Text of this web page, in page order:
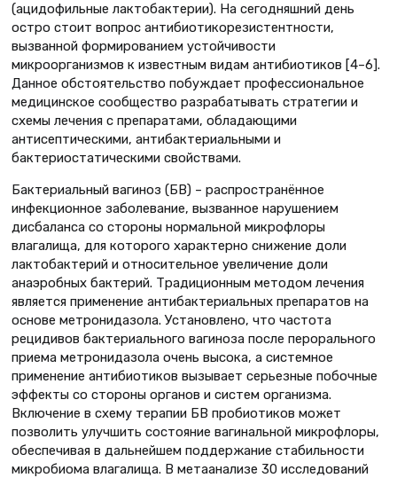
(ацидофильные лактобактерии). На сегодняшний день
остро стоит вопрос антибиотикорезистентности,
вызванной формированием устойчивости
микроорганизмов к известным видам антибиотиков [4–6].
Данное обстоятельство побуждает профессиональное
медицинское сообщество разрабатывать стратегии и
схемы лечения с препаратами, обладающими
антисептическими, антибактериальными и
бактериостатическими свойствами.
Бактериальный вагиноз (БВ) – распространённое
инфекционное заболевание, вызванное нарушением
дисбаланса со стороны нормальной микрофлоры
влагалища, для которого характерно снижение доли
лактобактерий и относительное увеличение доли
анаэробных бактерий. Традиционным методом лечения
является применение антибактериальных препаратов на
основе метронидазола. Установлено, что частота
рецидивов бактериального вагиноза после перорального
приема метронидазола очень высока, а системное
применение антибиотиков вызывает серьезные побочные
эффекты со стороны органов и систем организма.
Включение в схему терапии БВ пробиотиков может
позволить улучшить состояние вагинальной микрофлоры,
обеспечивая в дальнейшем поддержание стабильности
микробиома влагалища. В метаанализе 30 исследований